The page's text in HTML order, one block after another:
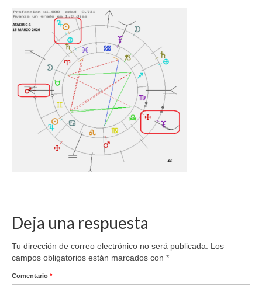
Contáctame
Deja una respuesta
Tu dirección de correo electrónico no será publicada.
Los
campos obligatorios están marcados con *
Comentario *